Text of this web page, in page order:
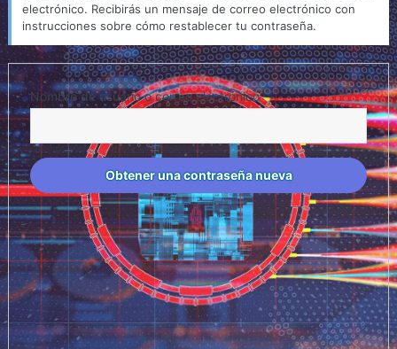
electrónico. Recibirás un mensaje de correo electrónico con
instrucciones sobre cómo restablecer tu contraseña.
Nombre de usuario o correo electrónico